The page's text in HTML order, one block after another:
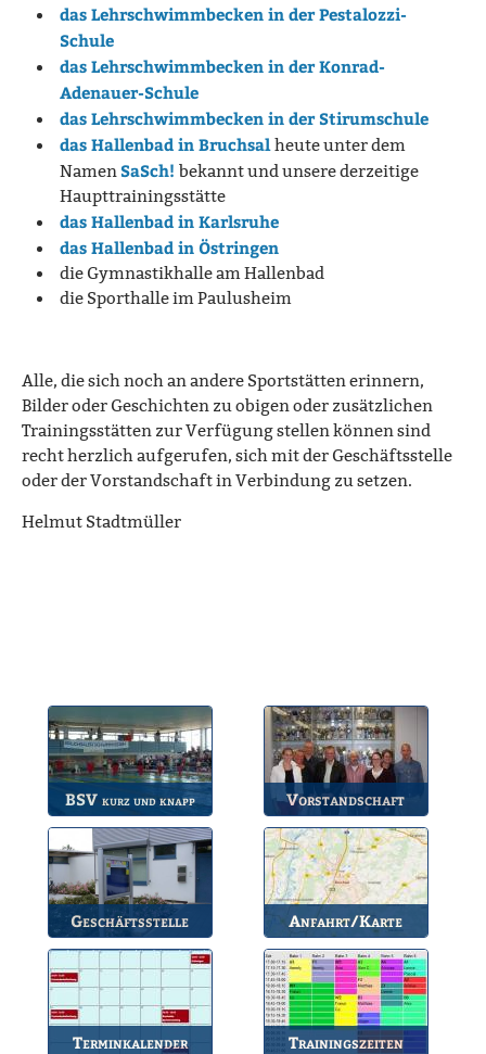
das Lehrschwimmbecken in der Pestalozzi-
Schule
das Lehrschwimmbecken in der Konrad-
Adenauer-Schule
das Lehrschwimmbecken in der Stirumschule
das Hallenbad in Bruchsalheute unter dem
Namen SaSch! bekannt und unsere derzeitige
Haupttrainingsstätte
das Hallenbad in Karlsruhe
das Hallenbad in Östringen
die Gymnastikhalle am Hallenbad
die Sporthalle im Paulusheim
Alle, die sich noch an andere Sportstätten erinnern,
Bilder oder Geschichten zu obigen oder zusätzlichen
Trainingsstätten zur Verfügung stellen können sind
recht herzlich aufgerufen, sich mit der Geschäftsstelle
oder der Vorstandschaft in Verbindung zu setzen.
Helmut Stadtmüller
BSV kurz und knapp
Die wichtigsten Infos
zum BSV.
Vorstandschaft
Unsere amtierende
Vorstandschaft.
Geschäftsstelle
Anlaufstelle für alle
Anfahrt/Karte
So können Sie uns
erreichen.
Terminkalender Trainingszeiten